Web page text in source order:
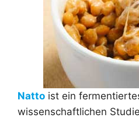
Natto ist ein
wissenschaftlichen